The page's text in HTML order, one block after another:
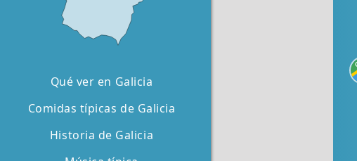
Qué ver en Galicia
Comidas típicas de Galicia
Historia de Galicia